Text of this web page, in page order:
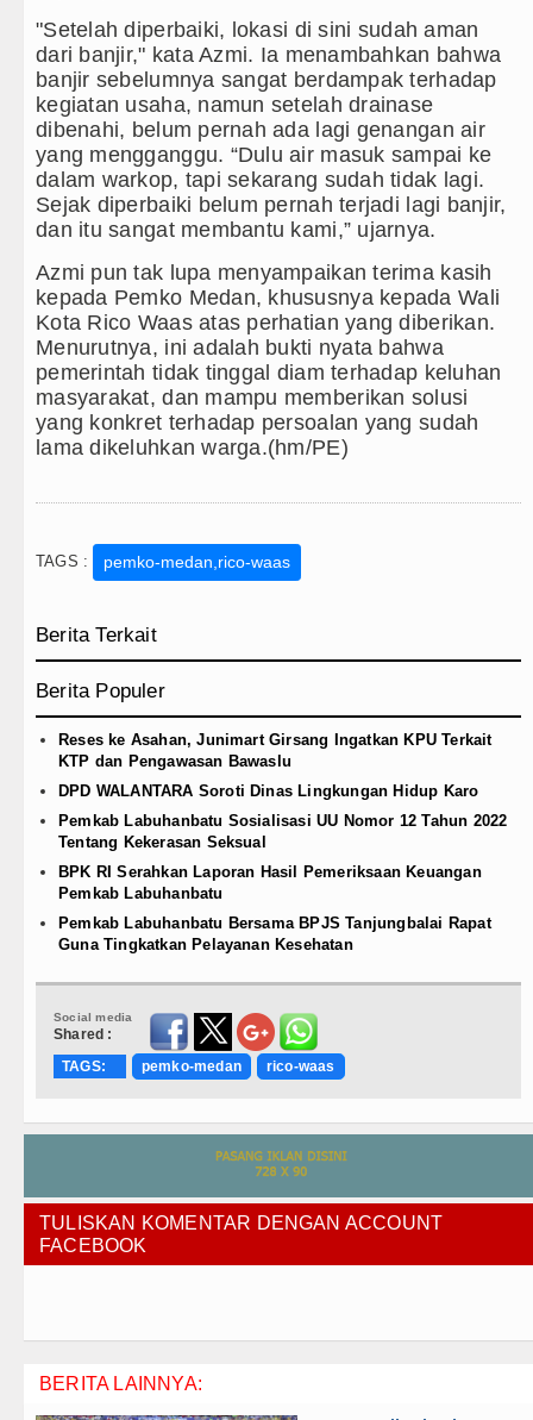
"Setelah diperbaiki, lokasi di sini sudah aman
dari banjir," kata Azmi. Ia menambahkan bahwa
banjir sebelumnya sangat berdampak terhadap
kegiatan usaha, namun setelah drainase
dibenahi, belum pernah ada lagi genangan air
yang mengganggu. “Dulu air masuk sampai ke
dalam warkop, tapi sekarang sudah tidak lagi.
Sejak diperbaiki belum pernah terjadi lagi banjir,
dan itu sangat membantu kami,” ujarnya.
Azmi pun tak lupa menyampaikan terima kasih
kepada Pemko Medan, khususnya kepada Wali
Kota Rico Waas atas perhatian yang diberikan.
Menurutnya, ini adalah bukti nyata bahwa
pemerintah tidak tinggal diam terhadap keluhan
masyarakat, dan mampu memberikan solusi
yang konkret terhadap persoalan yang sudah
lama dikeluhkan warga.(hm/PE)
TAGS : pemko-medan,rico-waas
Berita Terkait
Berita Populer
Reses ke Asahan, Junimart Girsang Ingatkan KPU Terkait
KTP dan Pengawasan Bawaslu
DPD WALANTARA Soroti Dinas Lingkungan Hidup Karo
Pemkab Labuhanbatu Sosialisasi UU Nomor 12 Tahun 2022
Tentang Kekerasan Seksual
BPK RI Serahkan Laporan Hasil Pemeriksaan Keuangan
Pemkab Labuhanbatu
Pemkab Labuhanbatu Bersama BPJS Tanjungbalai Rapat
Guna Tingkatkan Pelayanan Kesehatan
Social media
Shared :
TAGS:
pemko-medan rico-waas
TULISKAN KOMENTAR DENGAN ACCOUNT
FACEBOOK
BERITA LAINNYA: